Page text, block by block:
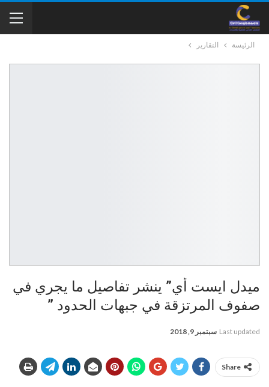
الرئيسة التقارير
ميدل ايست أي” ينشر تفاصيل ما يجري في
صفوف المرتزقة في جبهات الحدود ”
Last updated سبتمبر 9, 2018
Share